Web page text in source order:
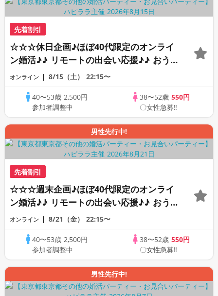
先着割引
☆☆☆休日企画♪ほぼ40代限定のオンライ
ン婚活♪♪ リモートの出会い応援♪♪ おう
ちで乾杯しませんか♪♪ ☆全国の方が対象
PARTY!!
オンライン 8/15（土） 22:15〜
40〜53歳 2,500円
参加者調整中
38〜52歳 550円
〇女性急募‼
男性先行中!
先着割引
☆☆☆週末企画♪ほぼ40代限定のオンライ
ン婚活♪♪ リモートの出会い応援♪♪ おう
ちで乾杯しませんか♪♪ ☆全国の方が対象
PARTY!!
オンライン 8/21（金） 22:15〜
40〜53歳 2,500円
参加者調整中
38〜52歳 550円
〇女性急募‼
男性先行中!